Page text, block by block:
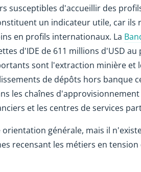
susceptibles d'accueillir des
un indicateur utile, car ils
en profils internationaux. La
d'IDE de 611 millions d'USD
sont l'extraction minière et
de dépôts hors banque
les chaînes
et les centres de services
générale, mais il
recensant les métiers en